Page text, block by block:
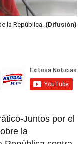
la República. (Difusión)
Juntos por el
la